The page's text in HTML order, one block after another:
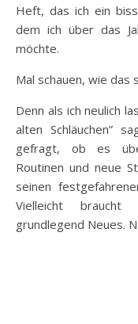
Heft, das ich ein
dem ich über das
möchte.
Mal schauen, wie das
Denn als ich neulich
alten Schläuchen”
gefragt, ob es
Routinen und neue
seinen
Vielleicht
grundlegend Neues.